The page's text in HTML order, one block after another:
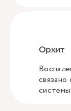
Орхит
системы.